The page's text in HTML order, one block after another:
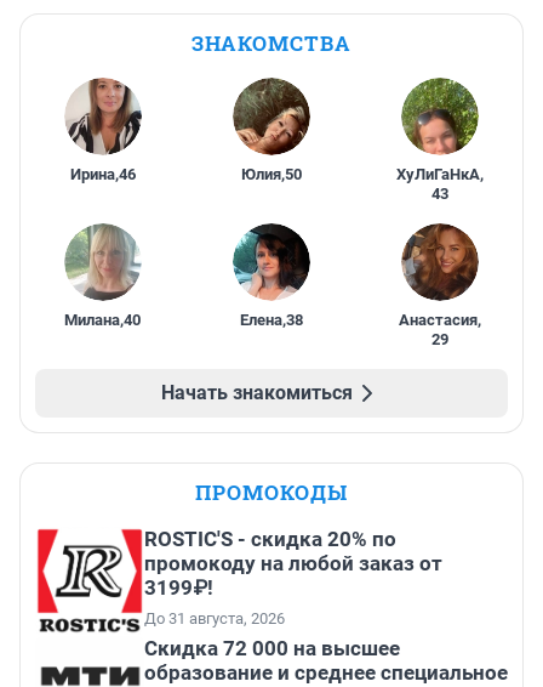
ЗНАКОМСТВА
Ирина,46 Юлия,50 ХуЛиГаНкА,
43
Милана,40 Елена,38 Анастасия,
29
Начать знакомиться
ПРОМОКОДЫ
ROSTIC'S - скидка 20% по
промокоду на любой заказ от
3199₽!
До 31 августа, 2026
Скидка 72 000 на высшее
образование и среднее специальное